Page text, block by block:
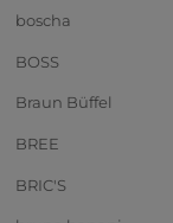
boscha
BOSS
Braun Büffel
BREE
BRIC'S